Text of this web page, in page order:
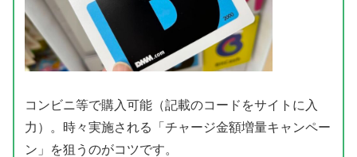
コンビニ等で購入可能（記載のコードをサイトに入
力）。時々実施される「チャージ金額増量キャンペー
ン」を狙うのがコツです。